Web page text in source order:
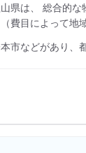
県は、 総合的な
（費目によって地
市などがあり、